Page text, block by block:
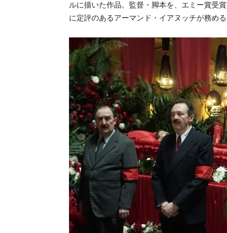
ルに描いた作品。 監督・脚本を、 エミー賞受
に定評のあるアーマンド・イアヌッチが務める